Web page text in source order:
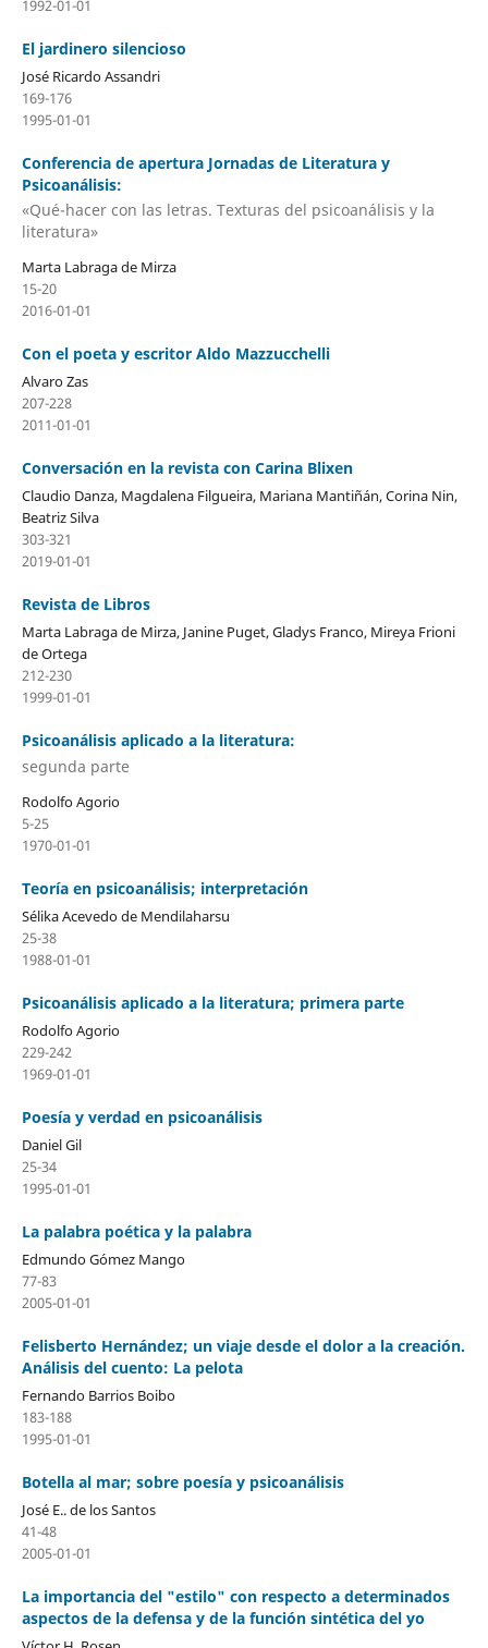
1992-01-01
El jardinero silencioso
José Ricardo Assandri
169-176
1995-01-01
Conferencia de apertura Jornadas de Literatura y
Psicoanálisis:
«Qué-hacer con las letras. Texturas del psicoanálisis y la
literatura»
Marta Labraga de Mirza
15-20
2016-01-01
Con el poeta y escritor Aldo Mazzucchelli
Alvaro Zas
207-228
2011-01-01
Conversación en la revista con Carina Blixen
Claudio Danza, Magdalena Filgueira, Mariana Mantiñán, Corina Nin,
Beatriz Silva
303-321
2019-01-01
Revista de Libros
Marta Labraga de Mirza, Janine Puget, Gladys Franco, Mireya Frioni
de Ortega
212-230
1999-01-01
Psicoanálisis aplicado a la literatura:
segunda parte
Rodolfo Agorio
5-25
1970-01-01
Teoría en psicoanálisis; interpretación
Sélika Acevedo de Mendilaharsu
25-38
1988-01-01
Psicoanálisis aplicado a la literatura; primera parte
Rodolfo Agorio
229-242
1969-01-01
Poesía y verdad en psicoanálisis
Daniel Gil
25-34
1995-01-01
La palabra poética y la palabra
Edmundo Gómez Mango
77-83
2005-01-01
Felisberto Hernández; un viaje desde el dolor a la creación.
Análisis del cuento: La pelota
Fernando Barrios Boibo
183-188
1995-01-01
Botella al mar; sobre poesía y psicoanálisis
José E.. de los Santos
41-48
2005-01-01
La importancia del "estilo" con respecto a determinados
aspectos de la defensa y de la función sintética del yo